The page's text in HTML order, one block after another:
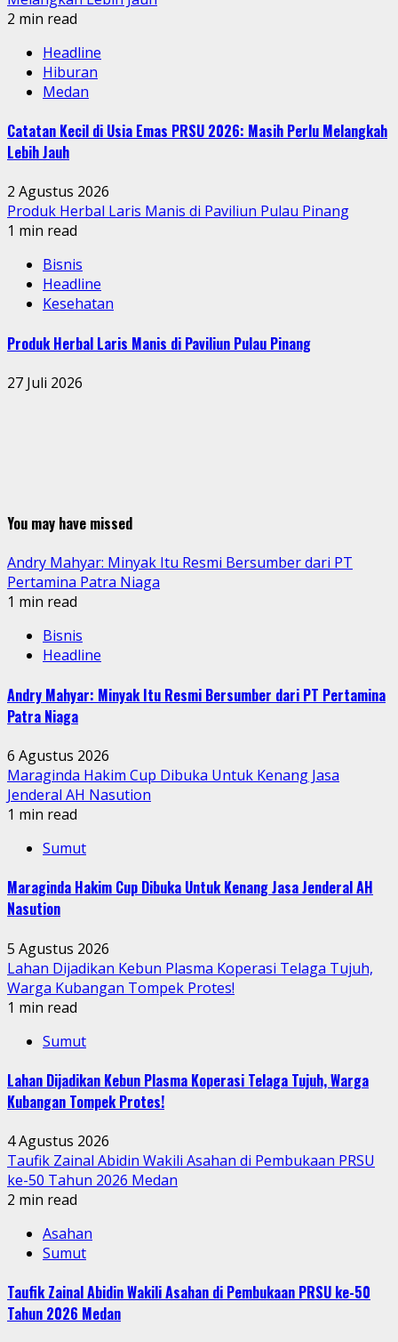
2 min read
Headline
Hiburan
Medan
Catatan Kecil di Usia Emas PRSU 2026: Masih Perlu Melangkah
Lebih Jauh
2 Agustus 2026
Produk Herbal Laris Manis di Paviliun Pulau Pinang
1 min read
Bisnis
Headline
Kesehatan
Produk Herbal Laris Manis di Paviliun Pulau Pinang
27 Juli 2026
You may have missed
Andry Mahyar: Minyak Itu Resmi Bersumber dari PT
Pertamina Patra Niaga
1 min read
Bisnis
Headline
Andry Mahyar: Minyak Itu Resmi Bersumber dari PT Pertamina
Patra Niaga
6 Agustus 2026
Maraginda Hakim Cup Dibuka Untuk Kenang Jasa
Jenderal AH Nasution
1 min read
Sumut
Maraginda Hakim Cup Dibuka Untuk Kenang Jasa Jenderal AH
Nasution
5 Agustus 2026
Lahan Dijadikan Kebun Plasma Koperasi Telaga Tujuh,
Warga Kubangan Tompek Protes!
1 min read
Sumut
Lahan Dijadikan Kebun Plasma Koperasi Telaga Tujuh, Warga
Kubangan Tompek Protes!
4 Agustus 2026
Taufik Zainal Abidin Wakili Asahan di Pembukaan PRSU
ke-50 Tahun 2026 Medan
2 min read
Asahan
Sumut
Taufik Zainal Abidin Wakili Asahan di Pembukaan PRSU ke-50
Tahun 2026 Medan